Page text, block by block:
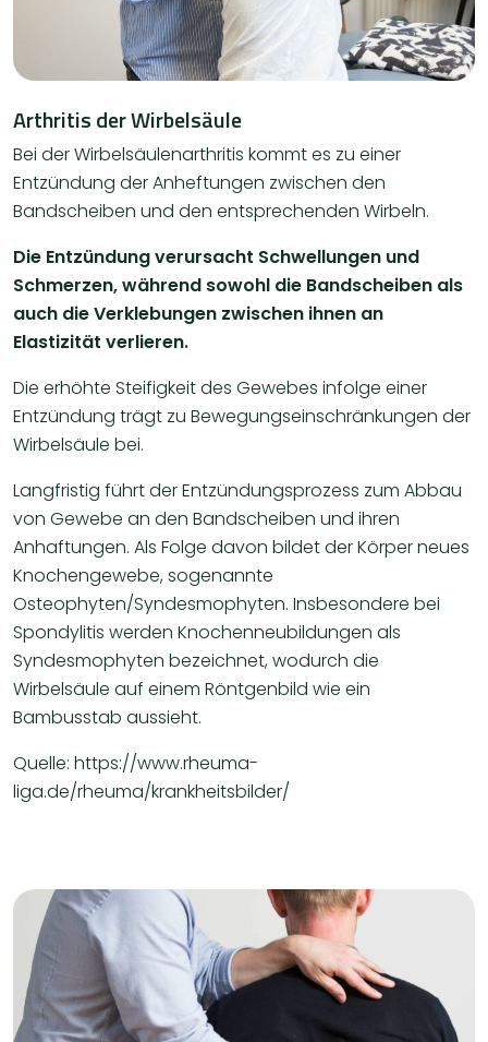
Arthritis der Wirbelsäule
Bei der Wirbelsäulenarthritis kommt es zu einer
Entzündung der Anheftungen zwischen den
Bandscheiben und den entsprechenden Wirbeln.
Die Entzündung verursacht Schwellungen und
Schmerzen, während sowohl die Bandscheiben als
auch die Verklebungen zwischen ihnen an
Elastizität verlieren.
Die erhöhte Steifigkeit des Gewebes infolge einer
Entzündung trägt zu Bewegungseinschränkungen der
Wirbelsäule bei.
Langfristig führt der Entzündungsprozess zum Abbau
von Gewebe an den Bandscheiben und ihren
Anhaftungen. Als Folge davon bildet der Körper neues
Knochengewebe, sogenannte
Osteophyten/Syndesmophyten. Insbesondere bei
Spondylitis werden Knochenneubildungen als
Syndesmophyten bezeichnet, wodurch die
Wirbelsäule auf einem Röntgenbild wie ein
Bambusstab aussieht.
Quelle: https://www.rheuma-
liga.de/rheuma/krankheitsbilder/